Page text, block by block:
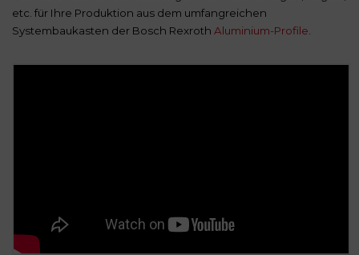
etc. für Ihre Produktion aus dem umfangreichen
Systembaukasten der Bosch Rexroth Aluminium-Profile